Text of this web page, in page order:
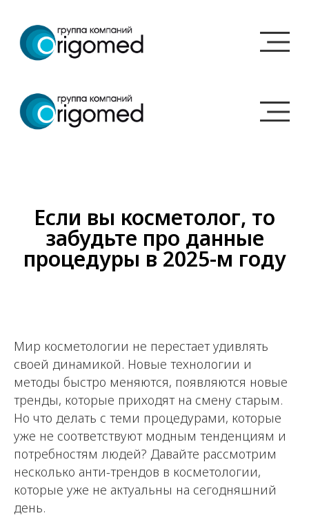
Если вы косметолог, то
забудьте про данные
процедуры в 2025-м году
Мир косметологии не перестает удивлять
своей динамикой. Новые технологии и
методы быстро меняются, появляются новые
тренды, которые приходят на смену старым.
Но что делать с теми процедурами, которые
уже не соответствуют модным тенденциям и
потребностям людей? Давайте рассмотрим
несколько анти-трендов в косметологии,
которые уже не актуальны на сегодняшний
день.